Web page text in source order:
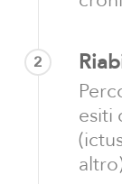
2
esiti